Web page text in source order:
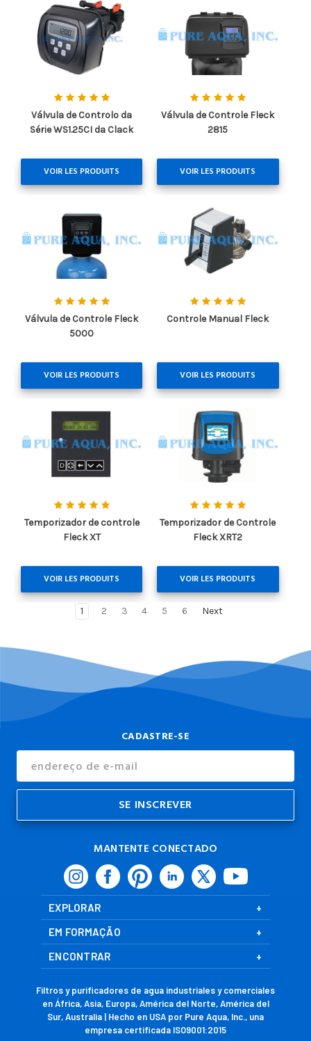
Válvula de Controlo da
Série WS1.25CI da Clack
VOIR LES PRODUITS
Válvula de Controle Fleck
2815
VOIR LES PRODUITS
Válvula de Controle Fleck
5000
VOIR LES PRODUITS
Controle Manual Fleck
VOIR LES PRODUITS
Temporizador de controle
Fleck XT
VOIR LES PRODUITS
Temporizador de Controle
Fleck XRT2
VOIR LES PRODUITS
1 2 3 4 5 6 Next
CADASTRE-SE
E-
MANTENTE CONECTADO
EXPLORAR
EM FORMAÇÃO
ENCONTRAR
Filtros y purificadores de agua industriales y comerciales
en África, Asia, Europa, América del Norte, América del
Sur, Australia | Hecho en USA por Pure Aqua, Inc., una
empresa certificada ISO9001:2015